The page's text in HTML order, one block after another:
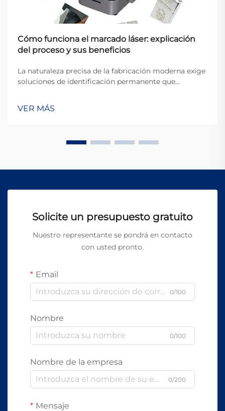
Cómo funciona el marcado láser: explicación
del proceso y sus beneficios
La naturaleza precisa de la fabricación moderna exige
soluciones de identificación permanente que
una amplia variedad de materiales y aplicaciones. El
marcado láser se ha consolidado como la tecnología
VER MÁS
Solicite un presupuesto gratuito
Nuestro representante se pondrá en contacto
con usted pronto.
Email
0/100
Nombre
0/100
Nombre de la empresa
0/200
Mensaje